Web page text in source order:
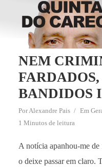
NEM
BANDIDOS
PorAlexandre Pais Em
1 Minutos de leitura
A notícia apanhou-me de
o deixe passar em claro.